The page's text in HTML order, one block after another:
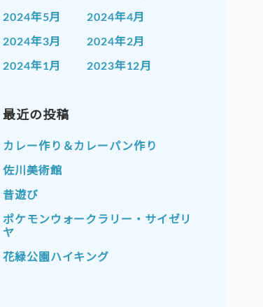
2024年5月 2024年4月
2024年3月 2024年2月
2024年1月 2023年12月
2023年9月
2023年7月 2023年6月
2023年5月
2023年3月
2023年1月 2022年12月
2022年11月
2022年9月 2022年8月
最近の投稿
カレー作り＆カレーパン作り
佐川美術館
昔遊び
ポケモンウォークラリー・サイゼリ
ヤ
花緑公園ハイキング